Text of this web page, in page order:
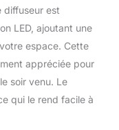
de brume
– Notre
intelligent
Care
en
des
diffuseur est
LED, ajoutant une
espace. Cette
appréciée pour
soir venu. Le
qui le rend facile à